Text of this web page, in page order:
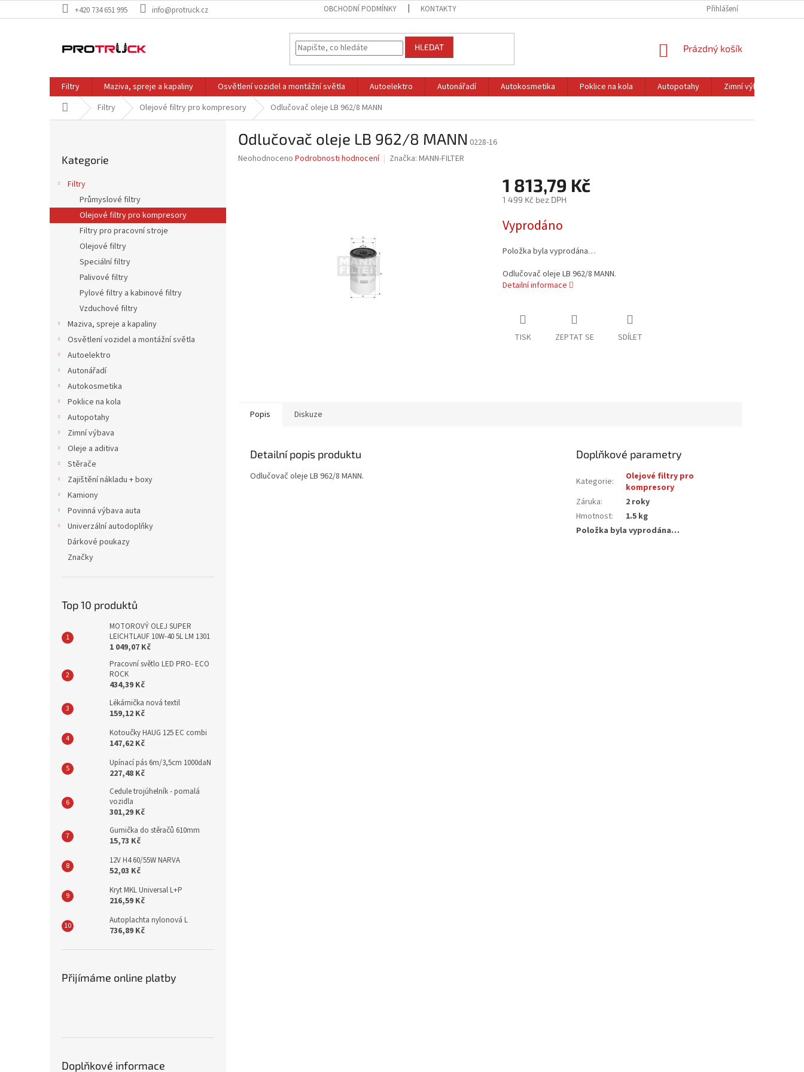
na
+420 734 651 995 info@protruck.cz OBCHODNÍ PODMÍNKY KONTAKTY Přihlášení
HLEDAT
NÁKUPNÍ
Prázdný košík
Filtry Maziva, spreje a kapaliny Osvětlení vozidel a montážní světla Autoelektro Autonářadí Autokosmetika Poklice na kola Autopotahy Zimní výbava
Domů Filtry Olejové filtry pro kompresory Odlučovač oleje LB 962/8 MANN
n
kategorie
Kategorie
Filtry
Průmyslové filtry
Olejové filtry pro kompresory
Filtry pro pracovní stroje
Olejové filtry
Speciální filtry
Palivové filtry
Pylové filtry a kabinové filtry
Vzduchové filtry
Maziva, spreje a kapaliny
Osvětlení vozidel a montážní světla
Autoelektro
Autonářadí
Autokosmetika
Poklice na kola
Autopotahy
Zimní výbava
Oleje a aditiva
Stěrače
Zajištění nákladu + boxy
Kamiony
Povinná výbava auta
Univerzální autodoplňky
Dárkové poukazy
Značky
Top 10 produktů
MOTOROVÝ OLEJ SUPER
LEICHTLAUF 10W-40 5L LM 1301
1 049,07 Kč
Pracovní světlo LED PRO- ECO
ROCK
434,39 Kč
Lékárnička nová textil
159,12 Kč
Kotoučky HAUG 125 EC combi
147,62 Kč
Upínací pás 6m/3,5cm 1000daN
227,48 Kč
Cedule trojúhelník - pomalá
vozidla
301,29 Kč
Gumička do stěračů 610mm
15,73 Kč
12V H4 60/55W NARVA
52,03 Kč
Kryt MKL Universal L+P
216,59 Kč
Autoplachta nylonová L
736,89 Kč
Přijímáme online platby
Doplňkové informace
Odlučovač oleje LB 962/8 MANN 0228-16
Průměrné
Neohodnoceno Podrobnosti hodnocení Značka: MANN-FILTER
1 813,79 Kč
1 499 Kč bez DPH
cena:
Vyprodáno
Položka byla vyprodána…
Odlučovač oleje LB 962/8 MANN.
Detailní informace
TISK ZEPTAT SE SDÍLET
Popis Diskuze
Detailní popis produktu
Odlučovač oleje LB 962/8 MANN.
Doplňkové parametry
Kategorie:
Olejové filtry pro
kompresory
Záruka:
2 roky
Hmotnost:
1.5 kg
Položka byla vyprodána…